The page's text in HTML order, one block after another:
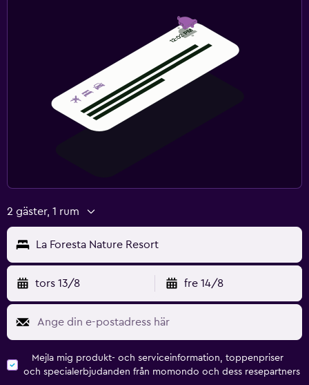
2 gäster, 1 rum
La Foresta Nature Resort
tors 13/8 fre 14/8
Mejla mig produkt- och serviceinformation, toppenpriser
och specialerbjudanden från momondo och dess resepartners